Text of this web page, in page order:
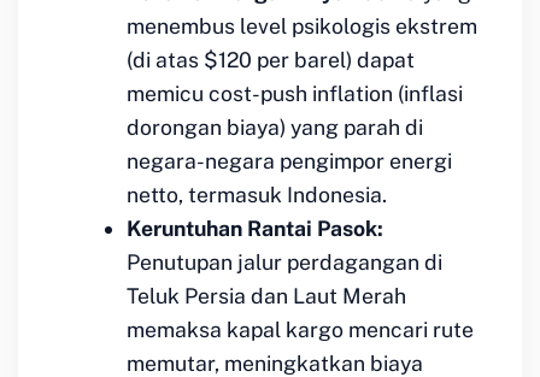
menembus level psikologis ekstrem
(di atas $120 per barel) dapat
memicu cost-push inflation (inflasi
dorongan biaya) yang parah di
negara-negara pengimpor energi
netto, termasuk Indonesia.
Keruntuhan Rantai Pasok:
Penutupan jalur perdagangan di
Teluk Persia dan Laut Merah
memaksa kapal kargo mencari rute
memutar, meningkatkan biaya